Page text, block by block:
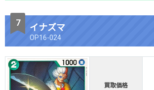
イナズマ
OP16-024
買取価格